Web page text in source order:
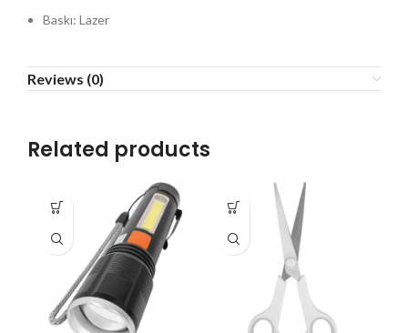
Baskı: Lazer
Reviews (0)
Related products